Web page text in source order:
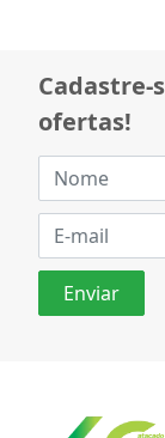
Cadastre-
ofertas!